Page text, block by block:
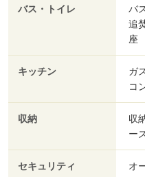
バス・トイレ
バ
追
座
キッチン
ガ
コ
収納
収
ー
セキュリティ
オ